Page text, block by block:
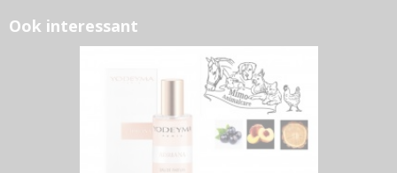
Ook interessant